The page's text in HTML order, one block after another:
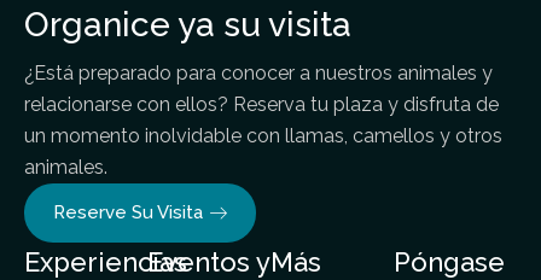
Organice ya su visita
¿Está preparado para conocer a nuestros animales y
relacionarse con ellos? Reserva tu plaza y disfruta de
un momento inolvidable con llamas, camellos y otros
animales.
Reserve Su Visita
ExperienciasEventos yMás
Póngase